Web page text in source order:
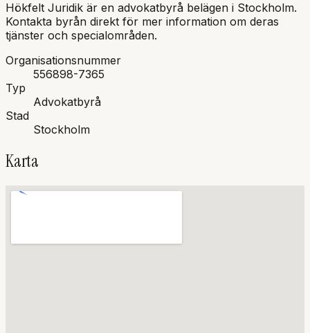
Hökfelt Juridik är en advokatbyrå belägen i Stockholm.
Kontakta byrån direkt för mer information om deras
tjänster och specialområden.
Organisationsnummer
556898-7365
Typ
Advokatbyrå
Stad
Stockholm
Karta